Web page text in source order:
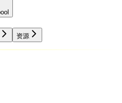
资源